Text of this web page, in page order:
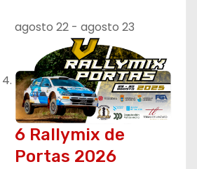
agosto 22 - agosto 23
6 Rallymix de
Portas 2026